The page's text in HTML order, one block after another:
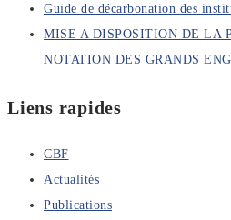
Guide de décarbonation des
MISE A DISPOSITION DE LA
NOTATION DES GRANDS
Liens rapides
CBF
Actualités
Publications